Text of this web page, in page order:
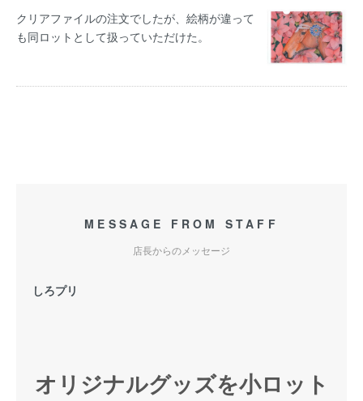
クリアファイルの注文でしたが、絵柄が違って
も同ロットとして扱っていただけた。
MESSAGE FROM STAFF
店長からのメッセージ
しろプリ
オリジナルグッズを小ロット